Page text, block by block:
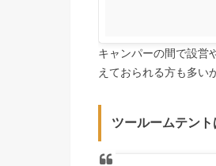
キャンパーの間で設営
えておられる方も多い
ツールームテン